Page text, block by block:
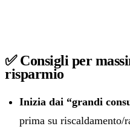
✅Consigli per
risparmio
Inizia dai “grandi
prima su riscaldamento/